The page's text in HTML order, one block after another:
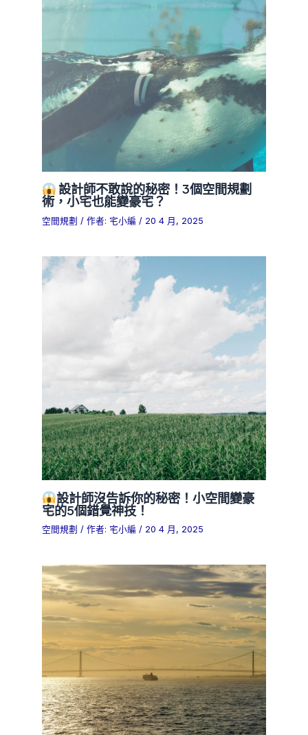
設計師不敢說的秘密！3個空間規劃
術，小宅也能變豪宅？
空間規劃 / 作者: 宅小編/ 20 4 月, 2025
設計師沒告訴你的秘密！小空間變豪
宅的5個錯覺神技！
空間規劃 / 作者: 宅小編/ 20 4 月, 2025